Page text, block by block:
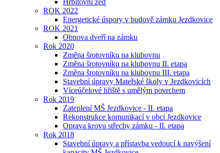
ROK 2022
Energetické úspory v budově zámku Jezdkovice
ROK 2021
Obnova dveří na zámku
Rok 2020
Změna šrotovníku na klubovnu
Změna šrotovníku na klubovnu II. etapa
Změna šrotovníku na klubovnu III. etapa
Stavební úpravy Mateřské školy v Jezdkovicích
Víceúčelové hřiště s umělým povrchem
Rok 2019
Zateplení MŠ Jezdkovice - II. etapa
Rekonstrukce komunikací v obci Jezdkovice
Oprava krovu střechy zámku - II. etapa
Rok 2018
Stavební úpravy a přístavba vedoucí k navýšení